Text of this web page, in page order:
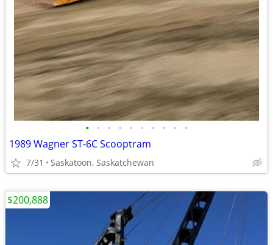
• • • • • • • • • •
1989 Wagner ST-6C Scooptram
7/31 Saskatoon, Saskatchewan
$200,888